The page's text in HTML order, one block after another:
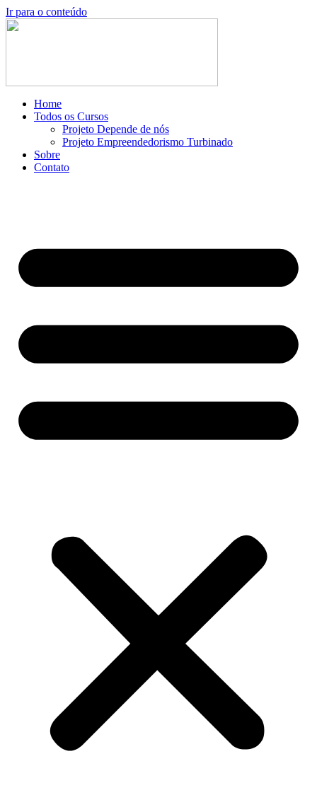
Ir para o conteúdo
Home
Todos os Cursos
Projeto Depende de nós
Projeto Empreendedorismo Turbinado
Sobre
Contato